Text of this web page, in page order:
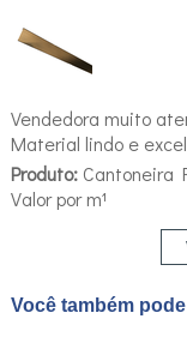
Vendedora muito
Material lindo e
Produto:Cantoneira
Valor por m¹
Você também